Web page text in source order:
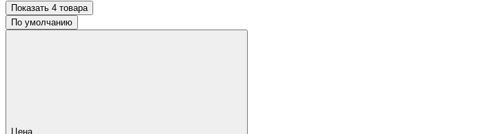
Показать 4 товара
По умолчанию
Цена